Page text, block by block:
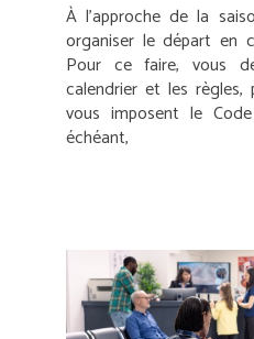
À l’approche de la
organiser le départ en
Pour ce faire, vous
calendrier et les règles,
vous imposent le
échéant,